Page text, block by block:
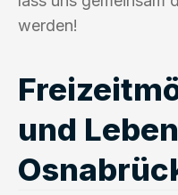
werden!
und